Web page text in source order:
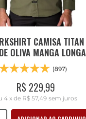
CAMISA TITAN
OLIVA MANGA LONGA
(897)
R$ 229,99
4 x de R$ 57,49 sem juros